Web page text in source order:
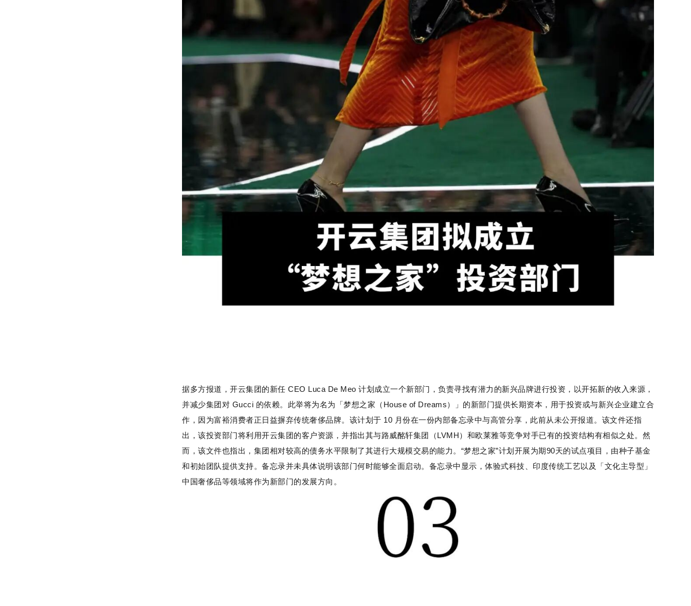
据多方报道，开云集团的新任 CEO Luca De Meo 计划成立一个新部门，负责寻找有潜力的新兴品牌进行投资，以开拓新的收入来源，
并减少集团对 Gucci 的依赖。此举将为名为「梦想之家（House of Dreams）」的新部门提供长期资本，用于投资或与新兴企业建立合
作，因为富裕消费者正日益摒弃传统奢侈品牌。该计划于 10 月份在一份内部备忘录中与高管分享，此前从未公开报道。该文件还指
出，该投资部门将利用开云集团的客户资源，并指出其与路威酩轩集团（LVMH）和欧莱雅等竞争对手已有的投资结构有相似之处。然
而，该文件也指出，集团相对较高的债务水平限制了其进行大规模交易的能力。“梦想之家”计划开展为期90天的试点项目，由种子基金
和初始团队提供支持。备忘录并未具体说明该部门何时能够全面启动。备忘录中显示，体验式科技、印度传统工艺以及「文化主导型」
中国奢侈品等领域将作为新部门的发展方向。